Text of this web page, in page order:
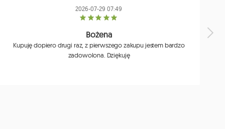
2026-07-29 07:49
Bożena
Kupuję dopiero drugi raz, z pierwszego zakupu jestem bardzo
zadowolona. Dziękuję